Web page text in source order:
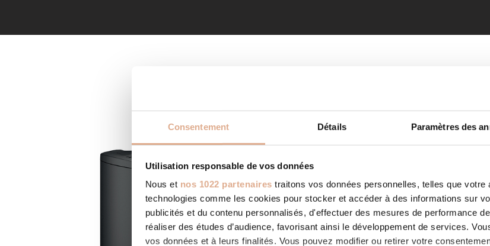
Consentement Détails Paramètres des
Utilisation responsable de vos données
Nous et nos 1022 partenaires traitons vos données personnelles, telles que votre
technologies comme les cookies pour stocker et accéder à des informations sur
publicités et du contenu personnalisés, d'effectuer des mesures de performance
réaliser des études d’audience, favorisant ainsi le développement de services.
vos données et à leurs finalités. Vous pouvez modifier ou retirer votre